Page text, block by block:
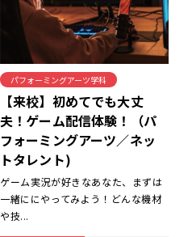
パフォーミングアーツ学科
【来校】初めてでも大丈
夫！ゲーム配信体験！（パ
フォーミングアーツ／ネッ
トタレント)
ゲーム実況が好きなあなた、まずは
一緒ににやってみよう！どんな機材
や技...